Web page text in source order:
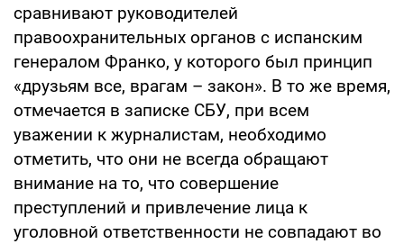
сравнивают руководителей
правоохранительных органов с испанским
генералом Франко, у которого был принцип
«друзьям все, врагам – закон». В то же время,
отмечается в записке СБУ, при всем
уважении к журналистам, необходимо
отметить, что они не всегда обращают
внимание на то, что совершение
преступлений и привлечение лица к
уголовной ответственности не совпадают во